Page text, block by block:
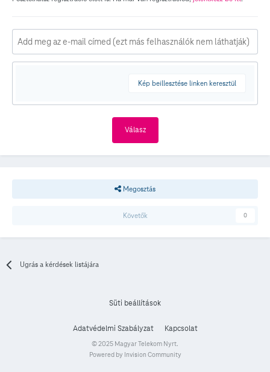
Kép beillesztése linken keresztül
Válasz
Megosztás
Követők 0
Ugrás a kérdések listájára
Süti beállítások
Adatvédelmi Szabályzat Kapcsolat
© 2025 Magyar Telekom Nyrt.
Powered by Invision Community